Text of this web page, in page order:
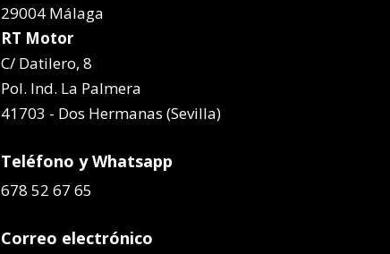
29004 Málaga
RT Motor
C/ Datilero, 8
Pol. Ind. La Palmera
41703 - Dos Hermanas (Sevilla)
Teléfono y Whatsapp
678 52 67 65
Correo electrónico